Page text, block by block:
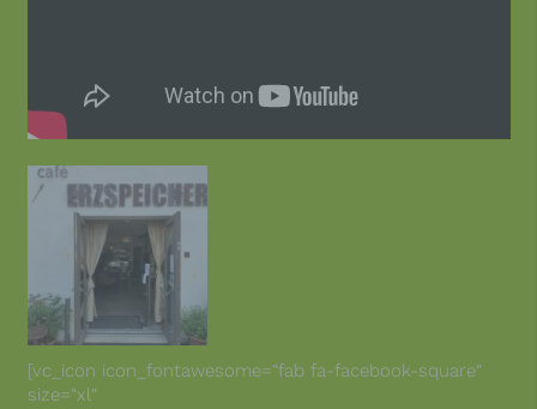
[vc_icon icon_fontawesome=“fab fa-facebook-square“
size=“xl“